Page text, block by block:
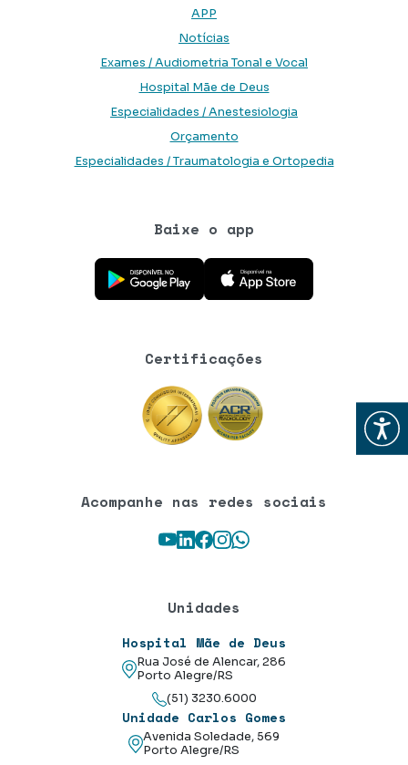
Abrir
APP
Notícias
Exames / Audiometria Tonal e Vocal
Hospital Mãe de Deus
Especialidades / Anestesiologia
Orçamento
Especialidades / Traumatologia e Ortopedia
Baixe o app
Baixe o aplicativo na Google Play Store
Baixe o aplicativo na App Store
Certificações
Acompanhe nas redes sociais
Youtube
LinkedIn
Facebook
Instagram
WhatsApp
Unidades
Hospital Mãe de Deus
Rua José de Alencar, 286
Porto Alegre/RS
(51) 3230.6000
Unidade Carlos Gomes
Avenida Soledade, 569
Porto Alegre/RS